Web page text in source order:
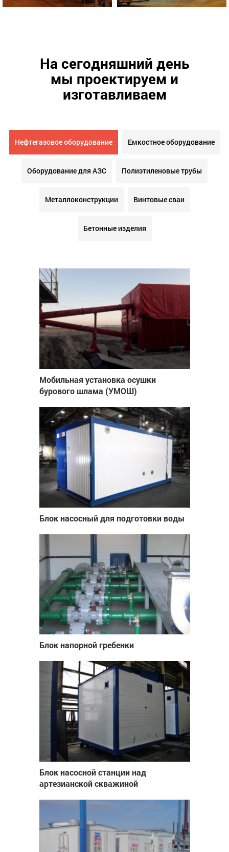
На сегодняшний день
мы проектируем и
изготавливаем
Нефтегазовое оборудование Емкостное оборудование
Оборудование для АЗС Полиэтиленовые трубы
Металлоконструкции Винтовые сваи
Бетонные изделия
Мобильная установка осушки
бурового шлама (УМОШ)
Блок насосный для подготовки воды
Блок напорной гребенки
Блок насосной станции над
артезианской скважиной